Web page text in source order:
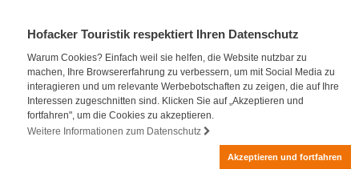
Hofacker Touristik respektiert Ihren Datenschutz
Warum Cookies? Einfach weil sie helfen, die Website nutzbar zu
machen, Ihre Browsererfahrung zu verbessern, um mit Social Media zu
interagieren und um relevante Werbebotschaften zu zeigen, die auf Ihre
Interessen zugeschnitten sind. Klicken Sie auf „Akzeptieren und
fortfahren", um die Cookies zu akzeptieren.
Weitere Informationen zum Datenschutz
Akzeptieren und fortfahren